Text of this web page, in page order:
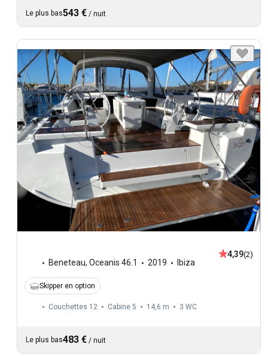
Le plus bas543 € / nuit
Beneteau, Oceanis 46.1 2019 Ibiza
4,39(2)
Skipper en option
Couchettes 12 Cabine 5 14,6 m 3 WC
Le plus bas483 € / nuit